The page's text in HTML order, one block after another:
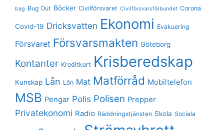
bag Bug Out Böcker Civilförsvaret Civilförsvarsförbundet Corona
Covid-19 Dricksvatten Ekonomi Evakuering
Försvaret Försvarsmakten Göteborg
Kontanter Kreditkort Krisberedskap
Kunskap Lån Lön Mat Matförråd Mobiltelefon
MSB Pengar Polis Polisen Prepper
Privatekonomi Radio Räddningstjänsten Skola Sociala